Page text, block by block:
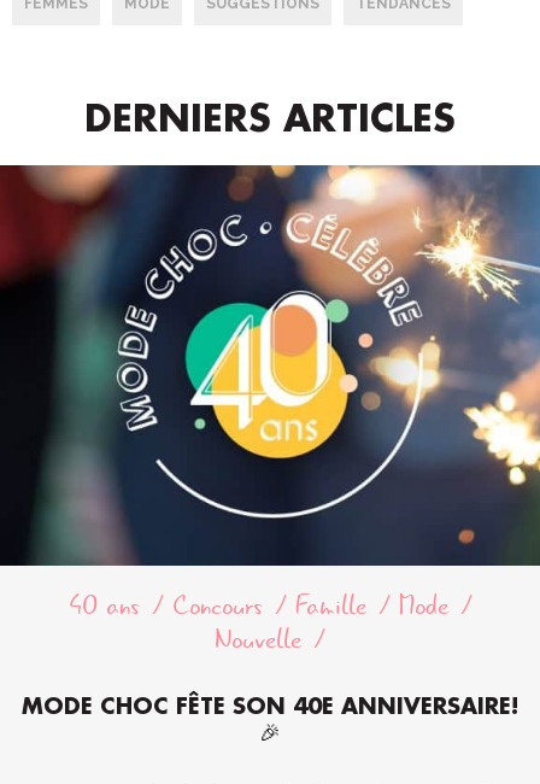
FEMMES MODE SUGGESTIONS TENDANCES
DERNIERS ARTICLES
40 ans Concours Famille
Mode
Nouvelle
MODE CHOC FÊTE SON 40E ANNIVERSAIRE!
🎉